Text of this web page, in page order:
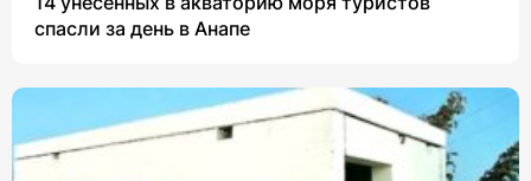
спасли за день в Анапе